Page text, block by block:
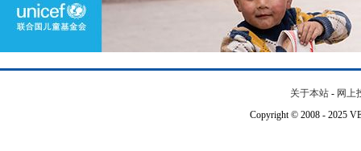
关于本站 - 网上
Copyright © 2008 - 2025